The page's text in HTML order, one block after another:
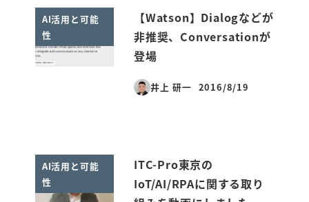
AI活用と可能
性
【Watson】Dialogなどが
非推奨、Conversationが
登場
井上 研一
投稿日
2016/8/19
AI活用と可能
性
ITC-Pro東京の
IoT/AI/RPAに関する取り